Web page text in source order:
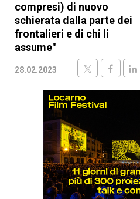
compresi) di nuovo
schierata dalla parte dei
frontalieri e di chi li
assume"
28.02.2023